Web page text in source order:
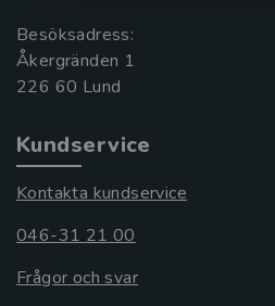
Besöksadress:
Åkergränden 1
Kundservice
Kontakta kundservice
046-31 21 00
Frågor och svar